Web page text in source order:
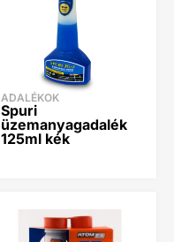
ADALÉKOK
Spuri
üzemanyagadalék
125ml kék